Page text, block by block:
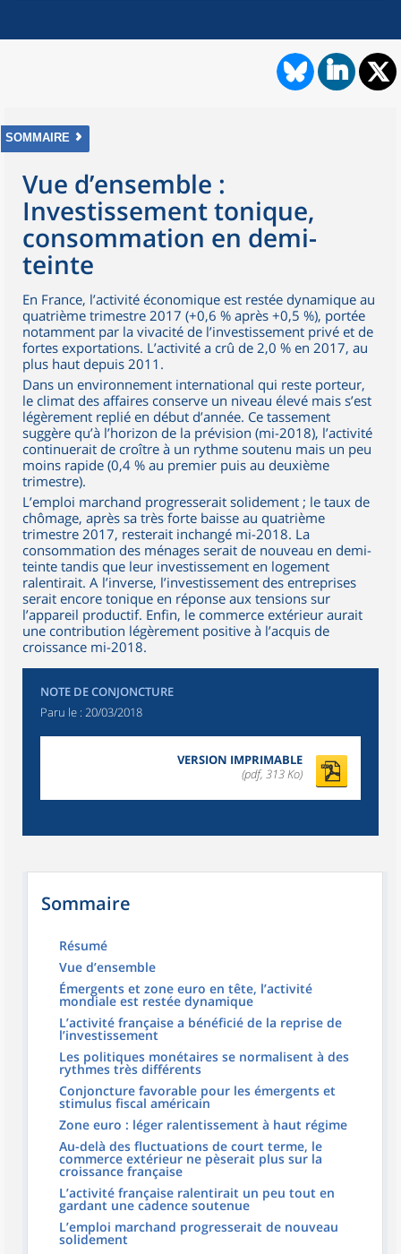
SOMMAIRE
Vue d’ensemble :
Investissement tonique,
consommation en demi-
teinte
En France, l’activité économique est restée dynamique au
quatrième trimestre 2017 (+0,6 % après +0,5 %), portée
notamment par la vivacité de l’investissement privé et de
fortes exportations. L’activité a crû de 2,0 % en 2017, au
plus haut depuis 2011.
Dans un environnement international qui reste porteur,
le climat des affaires conserve un niveau élevé mais s’est
légèrement replié en début d’année. Ce tassement
suggère qu’à l’horizon de la prévision (mi-2018), l’activité
continuerait de croître à un rythme soutenu mais un peu
moins rapide (0,4 % au premier puis au deuxième
trimestre).
L’emploi marchand progresserait solidement ; le taux de
chômage, après sa très forte baisse au quatrième
trimestre 2017, resterait inchangé mi-2018. La
consommation des ménages serait de nouveau en demi-
teinte tandis que leur investissement en logement
ralentirait. A l’inverse, l’investissement des entreprises
serait encore tonique en réponse aux tensions sur
l’appareil productif. Enfin, le commerce extérieur aurait
une contribution légèrement positive à l’acquis de
croissance mi-2018.
NOTE DE CONJONCTURE
Paru le : 20/03/2018
VERSION IMPRIMABLE
(pdf, 313 Ko)
Sommaire
Résumé
Vue d’ensemble
Émergents et zone euro en tête, l’activité
mondiale est restée dynamique
L’activité française a bénéficié de la reprise de
l’investissement
Les politiques monétaires se normalisent à des
rythmes très différents
Conjoncture favorable pour les émergents et
stimulus fiscal américain
Zone euro : léger ralentissement à haut régime
Au-delà des fluctuations de court terme, le
commerce extérieur ne pèserait plus sur la
croissance française
L’activité française ralentirait un peu tout en
gardant une cadence soutenue
L’emploi marchand progresserait de nouveau
solidement